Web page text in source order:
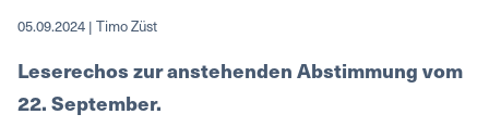
05.09.2024 | Timo Züst
Leserechos zur anstehenden Abstimmung vom
22. September.